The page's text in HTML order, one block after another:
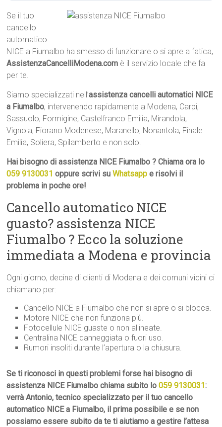
Se il tuo
cancello
automatico
NICE a Fiumalbo ha smesso di funzionare o si apre a fatica,
AssistenzaCancelliModena.com è il servizio locale che fa
per te.
Siamo specializzati nell’assistenza cancelli automatici NICE
a Fiumalbo, intervenendo rapidamente a Modena, Carpi,
Sassuolo, Formigine, Castelfranco Emilia, Mirandola,
Vignola, Fiorano Modenese, Maranello, Nonantola, Finale
Emilia, Soliera, Spilamberto e non solo.
Hai bisogno di assistenza NICE Fiumalbo ? Chiama ora lo
059 9130031 oppure scrivi suWhatsapp e risolvi il
problema in poche ore!
Cancello automatico NICE
guasto? assistenza NICE
Fiumalbo ? Ecco la soluzione
immediata a Modena e provincia
Ogni giorno, decine di clienti di Modena e dei comuni vicini ci
chiamano per:
Cancello NICE a Fiumalbo che non si apre o si blocca.
Motore NICE che non funziona più.
Fotocellule NICE guaste o non allineate.
Centralina NICE danneggiata o fuori uso.
Rumori insoliti durante l’apertura o la chiusura.
Se ti riconosci in questi problemi forse hai bisogno di
assistenza NICE Fiumalbo chiama subito lo059 9130031:
verrà Antonio, tecnico specializzato per il tuo cancello
automatico NICE a Fiumalbo, il prima possibile e se non
possiamo essere subito da te ti aiutiamo a gestire l’attesa